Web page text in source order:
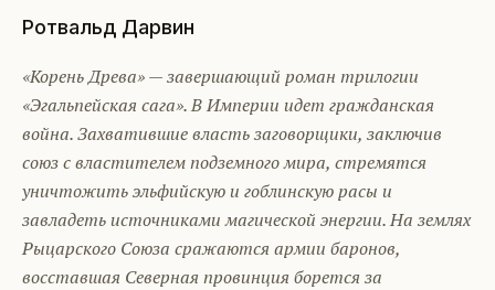
Ротвальд Дарвин
«Корень Древа» — завершающий роман трилогии
«Эгальпейская сага». В Империи идет гражданская
война. Захватившие власть заговорщики, заключив
союз с властителем подземного мира, стремятся
уничтожить эльфийскую и гоблинскую расы и
завладеть источниками магической энергии. На землях
Рыцарского Союза сражаются армии баронов,
восставшая Северная провинция борется за